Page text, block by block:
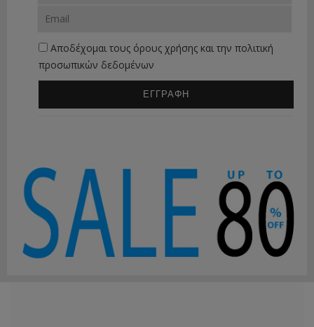
Αποδέχομαι τους όρους χρήσης και την πολιτική
προσωπικών δεδομένων
ΕΓΓΡΑΦΗ